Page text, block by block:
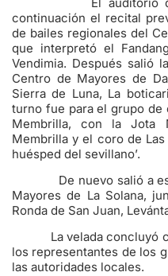
continuación el recital
de bailes regionales del
que interpretó el
Vendimia. Después salió
Centro de Mayores de
Sierra de Luna, La
turno fue para el grupo de
Membrilla, con la Jota
Membrilla y el coro de Las
huésped del sevillano’.
De nuevo salió a
Mayores de La Solana,
Ronda de San Juan,
La velada concluyó
los representantes de los
las autoridades locales.